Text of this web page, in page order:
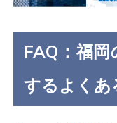
FAQ：福
するよくあ